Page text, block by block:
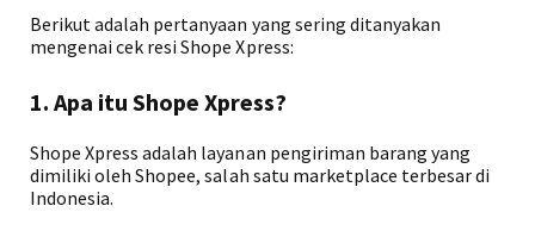
Berikut adalah pertanyaan yang sering ditanyakan
mengenai cek resi Shope Xpress:
1. Apa itu Shope Xpress?
Shope Xpress adalah layanan pengiriman barang yang
dimiliki oleh Shopee, salah satu marketplace terbesar di
Indonesia.